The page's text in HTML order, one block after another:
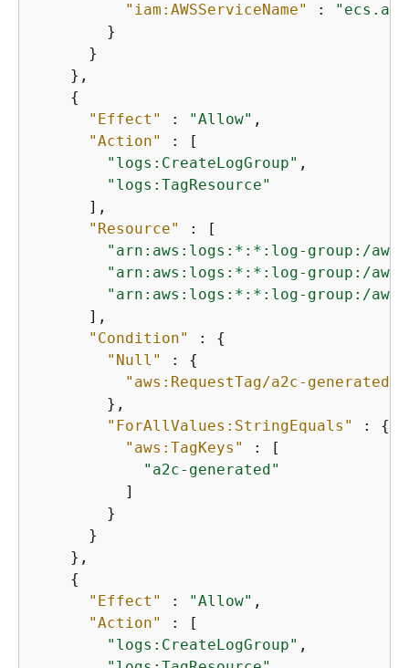
"iam:AWSServiceName"
:
        }
      }
    },
{
"Effect"
: "Allow" ,
"Action"
: [
"logs:CreateLogGroup" ,
"logs:TagResource"
      ],
"Resource"
: [
"arn:aws:logs:*:*:log-group:/
"arn:aws:logs:*:*:log-group:/
"arn:aws:logs:*:*:log-group:/
      ],
"Condition"
: {
"Null"
: {
"aws:RequestTag/a2c-generated"
        },
"ForAllValues:StringEquals"
: {
"aws:TagKeys"
: [
"a2c-generated"
          ]
        }
      }
    },
{
"Effect"
: "Allow" ,
"Action"
: [
"logs:CreateLogGroup" ,